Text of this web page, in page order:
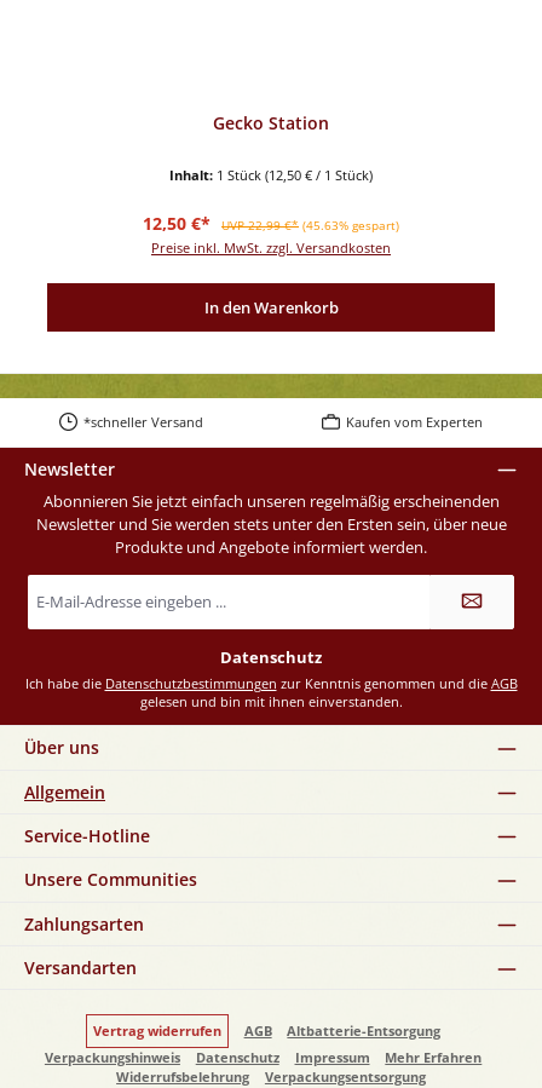
Gecko Station
Inhalt: 1 Stück (12,50 € / 1 Stück)
Verkaufspreis:
12,50 €* Regulärer Preis:
UVP 22,99 €* (45.63% gespart)
Preise inkl. MwSt. zzgl. Versandkosten
In den Warenkorb
*schneller Versand Kaufen vom Experten
Newsletter
Abonnieren Sie jetzt einfach unseren regelmäßig erscheinenden
Newsletter und Sie werden stets unter den Ersten sein, über neue
Produkte und Angebote informiert werden.
Mail-
Datenschutz
Ich habe die Datenschutzbestimmungen zur Kenntnis genommen und die AGB
gelesen und bin mit ihnen einverstanden.
Über uns
Allgemein
Service-Hotline
Unsere Communities
Zahlungsarten
Versandarten
Vertrag widerrufen AGB
Altbatterie-Entsorgung
Verpackungshinweis
Datenschutz Impressum
Mehr Erfahren
Widerrufsbelehrung
Verpackungsentsorgung